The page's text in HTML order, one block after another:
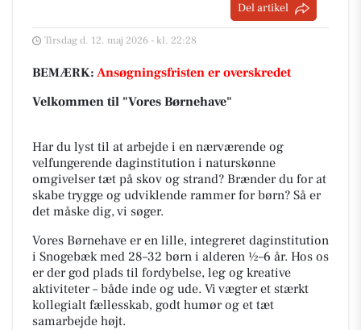
Del artikel
Tirsdag d. 12. maj 2026 - kl. 22:28
BEMÆRK: Ansøgningsfristen er overskredet
Velkommen til "Vores Børnehave"
Har du lyst til at arbejde i en nærværende og
velfungerende daginstitution i naturskønne
omgivelser tæt på skov og strand? Brænder du for at
skabe trygge og udviklende rammer for børn? Så er
det måske dig, vi søger.
Vores Børnehave er en lille, integreret daginstitution
i Snogebæk med 28–32 børn i alderen ½–6 år. Hos os
er der god plads til fordybelse, leg og kreative
aktiviteter – både inde og ude. Vi vægter et stærkt
kollegialt fællesskab, godt humør og et tæt
samarbejde højt.